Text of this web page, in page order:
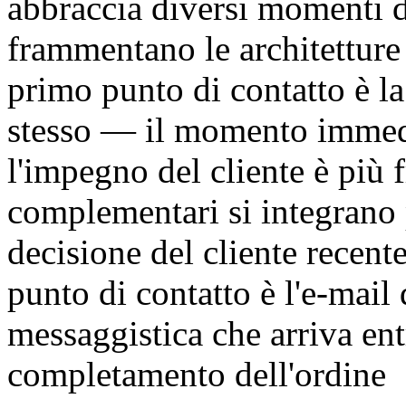
frammentano le
primo punto di contatto è
stesso — il momento
l'impegno del cliente è più
complementari si
decisione del cliente
punto di contatto è l'e-
messaggistica che arriva
completamento dell'ordine